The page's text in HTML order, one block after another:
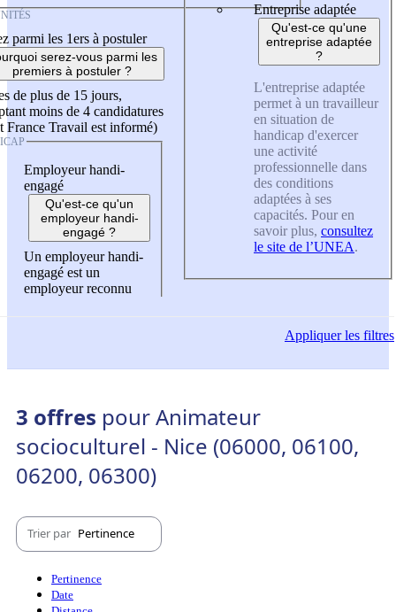
parmi les 1ers à postuler
serez-vous parmi les
premiers à postuler ?
de plus de 15 jours,
moins de 4 candidatures
France Travail est informé)
Employeur handi-
engagé
Qu'est-ce qu'un
employeur handi-
engagé ?
Un employeur handi-
engagé est un
employeur reconnu
Entreprise adaptée
Qu'est-ce qu'une
entreprise adaptée
?
L'entreprise adaptée
permet à un travailleur
en situation de
handicap d'exercer
une activité
professionnelle dans
des conditions
adaptées à ses
capacités. Pour en
savoir plus, consultez
le site de l’UNEA.
Appliquerles filtres
3 offres pour Animateur
socioculturel - Nice (06000, 06100,
06200, 06300)
Trier par Pertinence
Pertinence
Date